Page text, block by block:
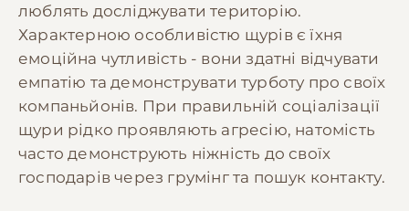
люблять досліджувати територію.
Характерною особливістю щурів є їхня
емоційна чутливість - вони здатні відчувати
емпатію та демонструвати турботу про своїх
компаньйонів. При правильній соціалізації
щури рідко проявляють агресію, натомість
часто демонструють ніжність до своїх
господарів через грумінг та пошук контакту.